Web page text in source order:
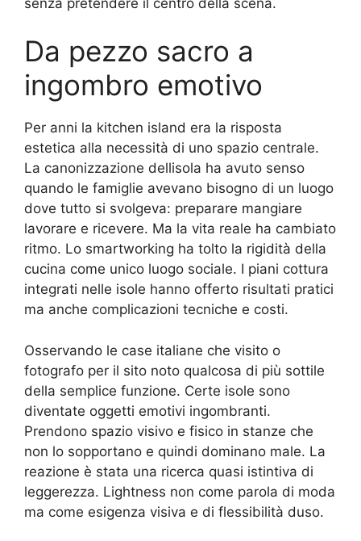
Da pezzo sacro a
ingombro emotivo
Per anni la kitchen island era la risposta
estetica alla necessità di uno spazio centrale.
La canonizzazione dellisola ha avuto senso
quando le famiglie avevano bisogno di un luogo
dove tutto si svolgeva: preparare mangiare
lavorare e ricevere. Ma la vita reale ha cambiato
ritmo. Lo smartworking ha tolto la rigidità della
cucina come unico luogo sociale. I piani cottura
integrati nelle isole hanno offerto risultati pratici
ma anche complicazioni tecniche e costi.
Osservando le case italiane che visito o
fotografo per il sito noto qualcosa di più sottile
della semplice funzione. Certe isole sono
diventate oggetti emotivi ingombranti.
Prendono spazio visivo e fisico in stanze che
non lo sopportano e quindi dominano male. La
reazione è stata una ricerca quasi istintiva di
leggerezza. Lightness non come parola di moda
ma come esigenza visiva e di flessibilità duso.